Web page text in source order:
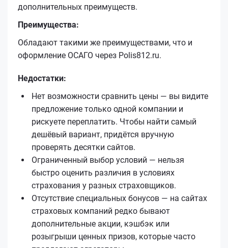
дополнительных преимуществ.
Преимущества:
Обладают такими же преимуществами, что и
оформление ОСАГО через Polis812.ru.
Недостатки:
Нет возможности сравнить цены — вы видите
предложение только одной компании и
рискуете переплатить. Чтобы найти самый
дешёвый вариант, придётся вручную
проверять десятки сайтов.
Ограниченный выбор условий — нельзя
быстро оценить различия в условиях
страхования у разных страховщиков.
Отсутствие специальных бонусов — на сайтах
страховых компаний редко бывают
дополнительные акции, кэшбэк или
розыгрыши ценных призов, которые часто